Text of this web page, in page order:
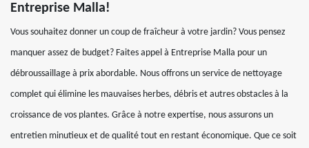
Entreprise Malla!
Vous souhaitez donner un coup de fraîcheur à votre jardin? Vous pensez
manquer assez de budget? Faites appel à Entreprise Malla pour un
débroussaillage à prix abordable. Nous offrons un service de nettoyage
complet qui élimine les mauvaises herbes, débris et autres obstacles à la
croissance de vos plantes. Grâce à notre expertise, nous assurons un
entretien minutieux et de qualité tout en restant économique. Que ce soit